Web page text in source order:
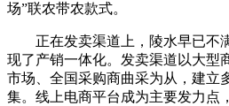
场”联农带农款式。
正在发卖渠道上，陵水早已不
现了产销一体化。发卖渠道以大型
市场、全国采购商曲采为从，建立
集。线上电商平台成为主要发力点